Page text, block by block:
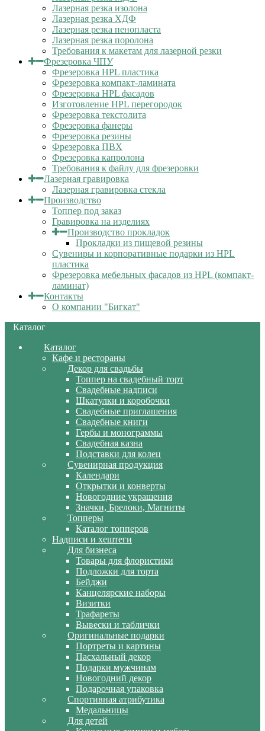
Лазерная резка изолона
Лазерная резка ХДФ
Лазерная резка пенопласта
Лазерная резка поролона
Требования к макетам для лазерной резки
Фрезеровка ЧПУ
Фрезеровка HPL пластика
Фрезеровка компакт-ламината
Фрезеровка HPL фасадов
Изготовление HPL перегородок
Фрезеровка текстолита
Фрезеровка фанеры
Фрезеровка резины
Фрезеровка ПВХ
Фрезеровка капролона
Требования к файлу для фрезеровки
Лазерная гравировка
Лазерная гравировка стекла
Производство
Топпер под заказ
Гравировка на изделиях
Производство прокладок
Прокладки из пищевой резины
Сувениры и корпоративные подарки из HPL
пластика
Фрезеровка мебельных фасадов из HPL (компакт-
ламинат)
Контакты
О компании "Бигкат"
Каталог
Каталог
Кафе и рестораны
Декор для свадьбы
Топпер на свадебный торт
Свадебные надписи
Шкатулки и коробочки
Свадебные приглашения
Свадебные книги
Гербы и монограммы
Свадебная казна
Подставки для колец
Сувенирная продукция
Календари
Открытки и конверты
Новогодние украшения
Значки, Брелоки, Магниты
Топперы
Каталог топперов
Надписи и хештеги
Для бизнеса
Товары для флористики
Подложки для торта
Бейджи
Канцелярские наборы
Визитки
Трафареты
Вывески и таблички
Оригинальные подарки
Портреты и картины
Пасхальный декор
Подарки мужчинам
Новогодний декор
Подарочная упаковка
Спортивная атрибутика
Медальницы
Для детей